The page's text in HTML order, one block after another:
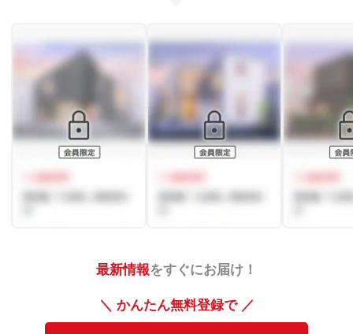
最新情報をすぐにお届け！
＼ かんたん無料登録で ／